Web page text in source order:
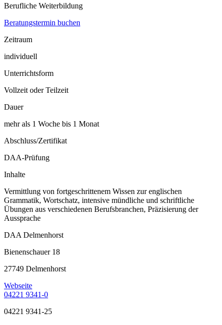
Berufliche Weiterbildung
Beratungstermin buchen
Zeitraum
individuell
Unterrichtsform
Vollzeit oder Teilzeit
Dauer
mehr als 1 Woche bis 1 Monat
Abschluss/Zertifikat
DAA-Prüfung
Inhalte
Vermittlung von fortgeschrittenem Wissen zur englischen
Grammatik, Wortschatz, intensive mündliche und schriftliche
Übungen aus verschiedenen Berufsbranchen, Präzisierung der
Aussprache
DAA Delmenhorst
Bienenschauer 18
27749 Delmenhorst
Webseite
04221 9341-0
04221 9341-25